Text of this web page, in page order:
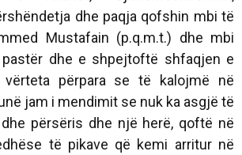
dhe paqja qofshin mbi të
Mustafain (p.q.m.t.) dhe mbi
dhe e shpejtoftë shfaqjen e
vërteta përpara se të kalojmë në
jam i mendimit se nuk ka asgjë të
përsëris dhe një herë, qoftë në
të pikave që kemi arritur në